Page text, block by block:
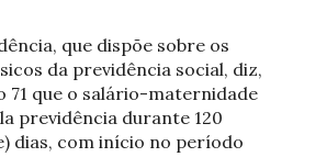
que dispõe sobre os
da previdência social, diz,
71 que o salário-maternidade
previdência durante 120
dias, com início no período